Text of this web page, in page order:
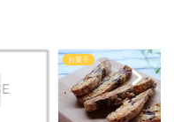
お菓子